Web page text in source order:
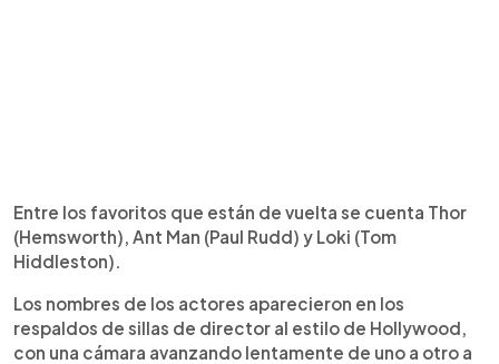
Entre los favoritos que están de vuelta se cuenta Thor
(Hemsworth), Ant Man (Paul Rudd) y Loki (Tom
Hiddleston).
Los nombres de los actores aparecieron en los
respaldos de sillas de director al estilo de Hollywood,
con una cámara avanzando lentamente de uno a otro a